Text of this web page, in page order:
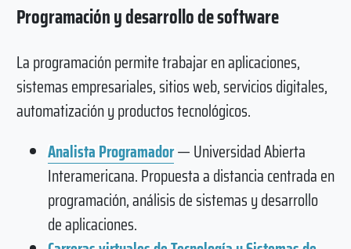
Programación y desarrollo de software
La programación permite trabajar en aplicaciones,
sistemas empresariales, sitios web, servicios digitales,
automatización y productos tecnológicos.
Analista Programador— Universidad Abierta
Interamericana. Propuesta a distancia centrada en
programación, análisis de sistemas y desarrollo
de aplicaciones.